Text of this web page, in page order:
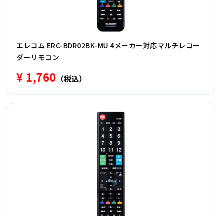
エレコム ERC-BDR02BK-MU 4メーカー対応マルチレコー
ダーリモコン
¥ 1,760 （税込）